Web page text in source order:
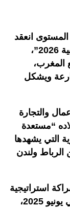
انعقد
بلندن ضمن “أيام أسواق الرساميل المغربية 2026”،
المغرب،
ويشكل
والتجارة
“مستعدة
التي يشهدها
الرباط ولندن
استراتيجية
شاملة وطموحة تم إطلاقها بين البلدين في يونيو 2025،